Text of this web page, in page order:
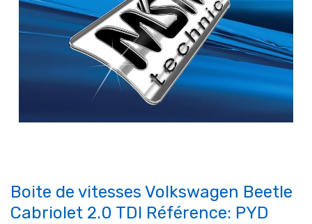
Boite de vitesses Volkswagen Beetle
Cabriolet 2.0 TDI Référence: PYD